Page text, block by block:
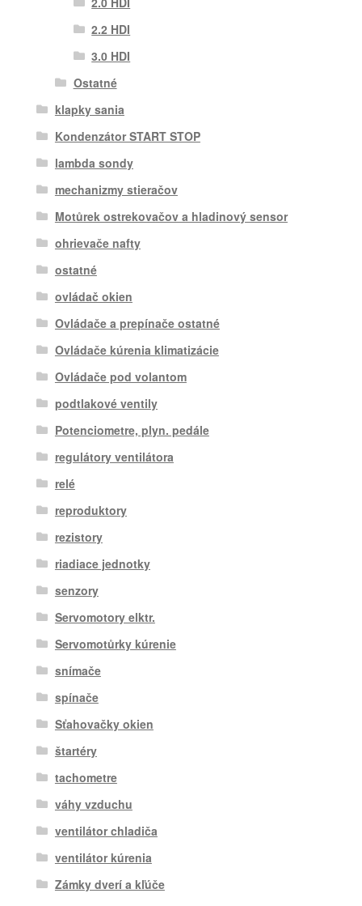
2.2 HDI
3.0 HDI
Ostatné
klapky sania
Kondenzátor START STOP
lambda sondy
mechanizmy stieračov
Motůrek ostrekovačov a hladinový sensor
ohrievače nafty
ostatné
ovládač okien
Ovládače a prepínače ostatné
Ovládače kúrenia klimatizácie
Ovládače pod volantom
podtlakové ventily
Potenciometre, plyn. pedále
regulátory ventilátora
relé
reproduktory
rezistory
riadiace jednotky
senzory
Servomotory elktr.
Servomotůrky kúrenie
snímače
spínače
Sťahovačky okien
štartéry
tachometre
váhy vzduchu
ventilátor chladiča
ventilátor kúrenia
Zámky dverí a kľúče